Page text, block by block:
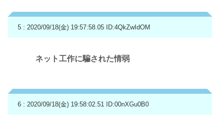
5 : 2020/09/18(金) 19:57:58.05 ID:4QkZwIdOM
ネット工作に騙された情弱
6 : 2020/09/18(金) 19:58:02.51 ID:00nXGu0B0